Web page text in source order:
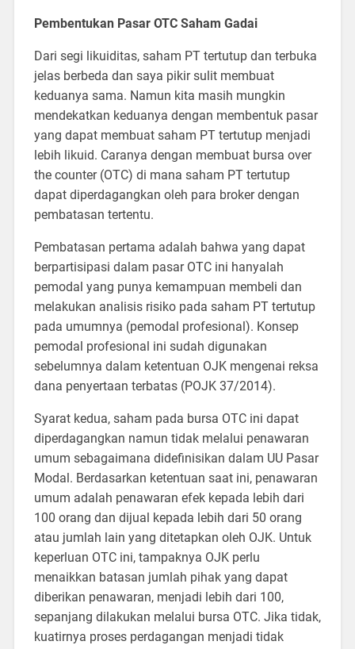
Pembentukan Pasar OTC Saham Gadai
Dari segi likuiditas, saham PT tertutup dan terbuka
jelas berbeda dan saya pikir sulit membuat
keduanya sama. Namun kita masih mungkin
mendekatkan keduanya dengan membentuk pasar
yang dapat membuat saham PT tertutup menjadi
lebih likuid. Caranya dengan membuat bursa over
the counter (OTC) di mana saham PT tertutup
dapat diperdagangkan oleh para broker dengan
pembatasan tertentu.
Pembatasan pertama adalah bahwa yang dapat
berpartisipasi dalam pasar OTC ini hanyalah
pemodal yang punya kemampuan membeli dan
melakukan analisis risiko pada saham PT tertutup
pada umumnya (pemodal profesional). Konsep
pemodal profesional ini sudah digunakan
sebelumnya dalam ketentuan OJK mengenai reksa
dana penyertaan terbatas (POJK 37/2014).
Syarat kedua, saham pada bursa OTC ini dapat
diperdagangkan namun tidak melalui penawaran
umum sebagaimana didefinisikan dalam UU Pasar
Modal. Berdasarkan ketentuan saat ini, penawaran
umum adalah penawaran efek kepada lebih dari
100 orang dan dijual kepada lebih dari 50 orang
atau jumlah lain yang ditetapkan oleh OJK. Untuk
keperluan OTC ini, tampaknya OJK perlu
menaikkan batasan jumlah pihak yang dapat
diberikan penawaran, menjadi lebih dari 100,
sepanjang dilakukan melalui bursa OTC. Jika tidak,
kuatirnya proses perdagangan menjadi tidak